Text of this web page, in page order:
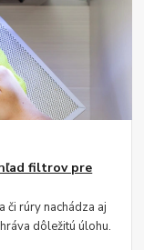
filtrov pre
či rúry nachádza aj
dôležitú úlohu.